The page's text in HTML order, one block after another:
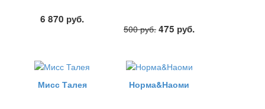
6 870 руб.
500руб. 475 руб.
Мисс Талея Норма&Наоми